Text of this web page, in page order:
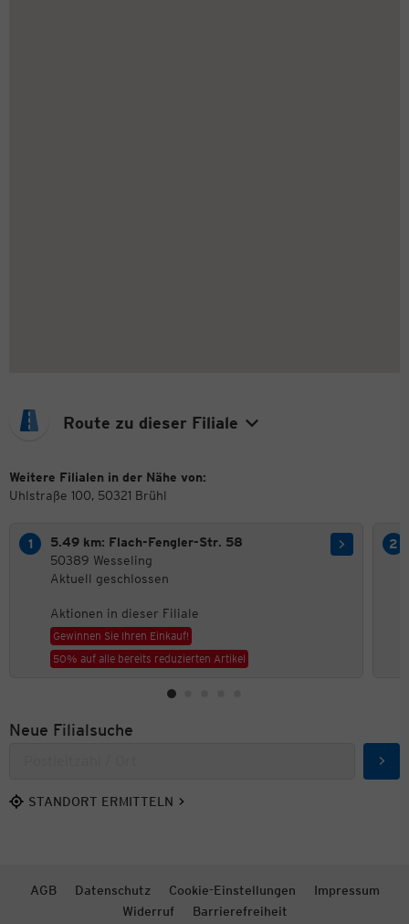
Route zu dieser Filiale
Weitere Filialen in der Nähe von:
Uhlstraße 100, 50321 Brühl
5.49 km: Flach-Fengler-Str. 58
50389 Wesseling
Aktuell geschlossen
Aktionen in dieser Filiale
Gewinnen Sie Ihren Einkauf!
50% auf alle bereits reduzierten Artikel
Neue Filialsuche
STANDORT ERMITTELN
AGB Datenschutz Cookie-Einstellungen
Impressum
Widerruf
Barrierefreiheit